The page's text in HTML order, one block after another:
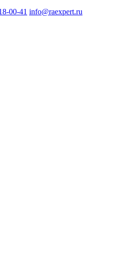
00-41 info@raexpert.ru